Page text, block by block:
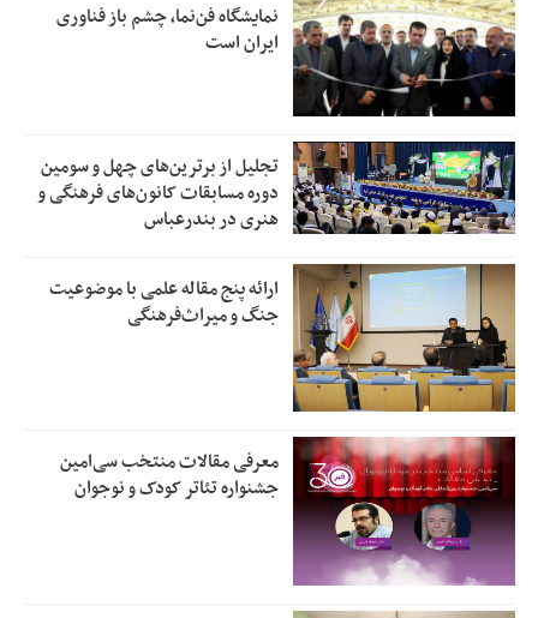
نمایشگاه فن‌نما، چشم باز فناوری
ایران است
تجلیل از بر‌ترین‌های چهل و سومین
دوره مسابقات کانون‌های فرهنگی و
هنری در بندرعباس
ارائه پنج مقاله علمی با موضوعیت
جنگ و میراث‌فرهنگی
معرفی مقالات منتخب سی‌امین
جشنواره تئاتر کودک و نوجوان